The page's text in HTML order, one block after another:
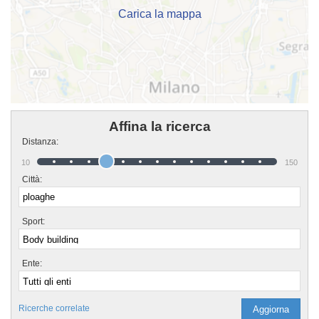
Carica la mappa
Affina la ricerca
Distanza:
10 150
Città:
Sport:
Ente:
Ricerche correlate